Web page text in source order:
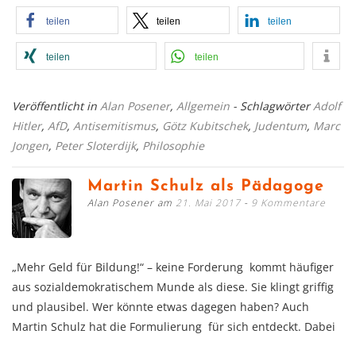
teilen teilen teilen
teilen teilen
Veröffentlicht in Alan Posener, Allgemein - SchlagwörterAdolf
Hitler, AfD, Antisemitismus, Götz Kubitschek, Judentum, Marc
Jongen, Peter Sloterdijk, Philosophie
Martin Schulz als Pädagoge
Alan Posener am 21. Mai 2017 9 Kommentare
„Mehr Geld für Bildung!“ – keine Forderung kommt häufiger
aus sozialdemokratischem Munde als diese. Sie klingt griffig
und plausibel. Wer könnte etwas dagegen haben? Auch
Martin Schulz hat die Formulierung für sich entdeckt. Dabei